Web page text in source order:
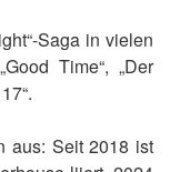
Saga in vielen
Time“, „Der
aus: Seit 2018 ist